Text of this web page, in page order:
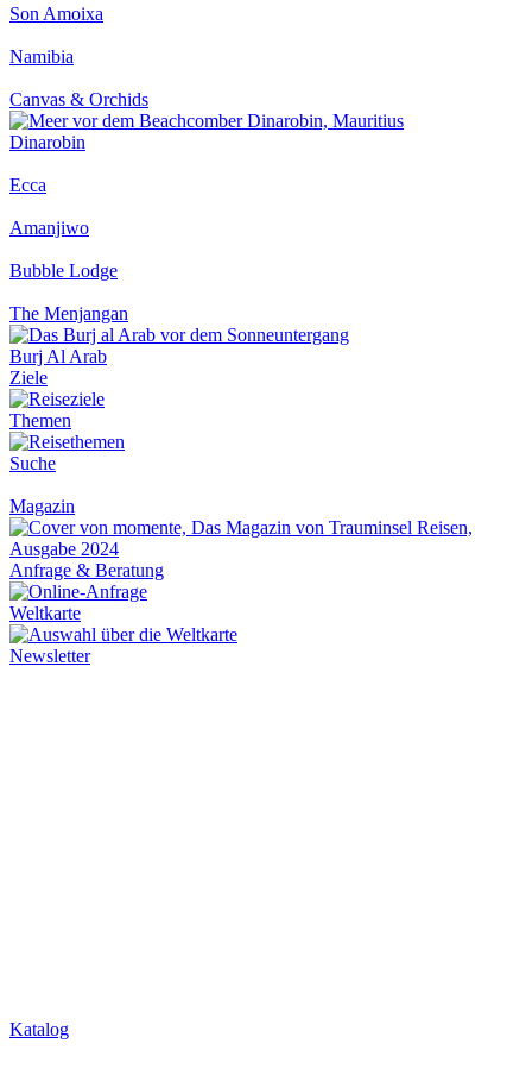
Son Amoixa
Namibia
Canvas & Orchids
Dinarobin
Ecca
Amanjiwo
Bubble Lodge
The Menjangan
Burj Al Arab
Ziele
Themen
Suche
Magazin
Anfrage & Beratung
Weltkarte
Newsletter